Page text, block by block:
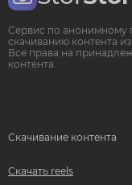
Сервис по анонимному
скачиванию контента
Все права на
контента.
Скачивание контента
Скачать reels